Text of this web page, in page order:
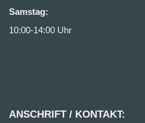
Samstag:
10:00-14:00 Uhr
ANSCHRIFT / KONTAKT: